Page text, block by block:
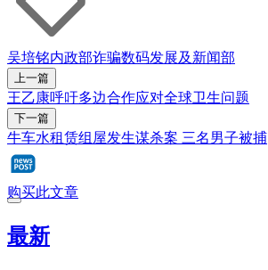
吴培铭内政部诈骗数码发展及新闻部
上一篇
王乙康呼吁多边合作应对全球卫生问题
下一篇
牛车水租赁组屋发生谋杀案 三名男子被捕
购买此文章
最新